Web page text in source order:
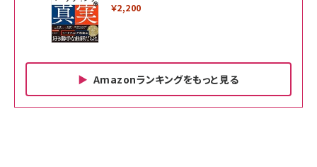
￥2,200
Amazonランキングをもっと見る